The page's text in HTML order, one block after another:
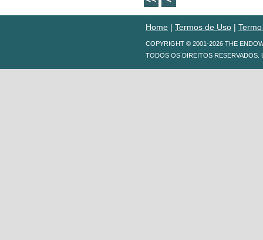
Home | Termos de Uso |
COPYRIGHT © 2001-2026 THE
TODOS OS DIREITOS